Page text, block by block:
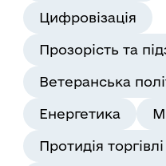
Цифровізація
Прозорість та
Ветеранська
Енергетика
Протидія